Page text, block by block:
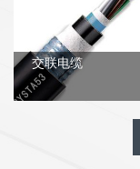
交联电缆